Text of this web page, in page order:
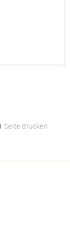
Seite drucken